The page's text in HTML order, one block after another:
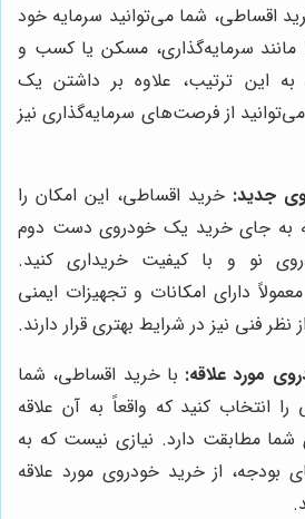
اقساطی، شما می‌توانید سرمایه خود
مانند سرمایه‌گذاری، مسکن یا کسب و
به این ترتیب، علاوه بر داشتن یک
از فرصت‌های سرمایه‌گذاری نیز
جدید: خرید اقساطی، این امکان را
به جای خرید یک خودروی دست دوم
نو و با کیفیت خریداری کنید.
دارای امکانات و تجهیزات ایمنی
فنی نیز در شرایط بهتری قرار دارند.
مورد علاقه: با خرید اقساطی، شما
را انتخاب کنید که واقعاً به آن علاقه
شما مطابقت دارد. نیازی نیست که به
بودجه، از خرید خودروی مورد علاقه